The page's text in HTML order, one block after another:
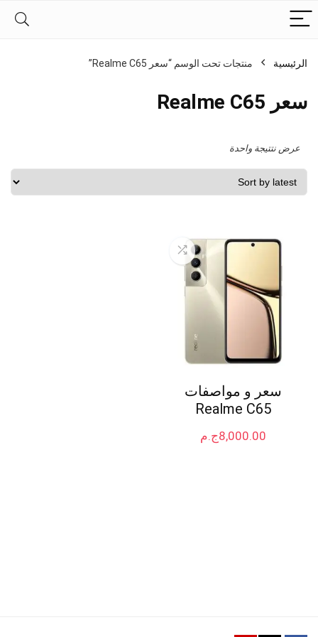
الرئيسية منتجات تحت الوسم “سعر Realme C65”
سعر Realme C65
عرض نتتيجة واحدة
سعر و مواصفات
Realme C65
ج.م8,000.00